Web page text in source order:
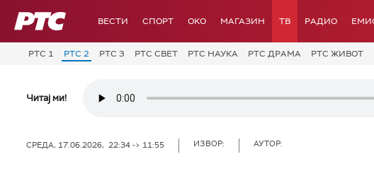
РТС ВЕСТИ СПОРТ OKO МАГАЗИН ТВ РАДИО
РТС 1 РТС 2 РТС 3 РТС СВЕТ РТС НАУКА РТС ДРАМА РТС ЖИВОТ
Читај ми!
СРЕДА, 17.06.2026, 22:34 -> 11:55 ИЗВОР: АУТОР: